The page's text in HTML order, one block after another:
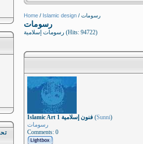
Home / Islamic design / رسومات
رسومات
رسومات إسلامية (Hits: 94722)
Islamic Art فنون إسلامية 1 (Sunni)
رسومات
Comments: 0